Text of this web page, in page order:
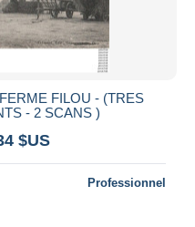
FILOU - (TRES
- 2 SCANS )
$US
Professionnel